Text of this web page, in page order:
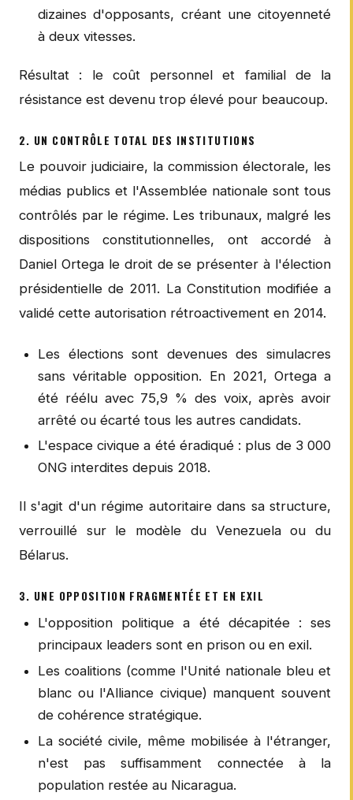
dizaines d'opposants, créant une citoyenneté
à deux vitesses.
Résultat : le coût personnel et familial de la
résistance est devenu trop élevé pour beaucoup.
2. UN CONTRÔLE TOTAL DES INSTITUTIONS
Le pouvoir judiciaire, la commission électorale, les
médias publics et l'Assemblée nationale sont tous
contrôlés par le régime. Les tribunaux, malgré les
dispositions constitutionnelles, ont accordé à
Daniel Ortega le droit de se présenter à l'élection
présidentielle de 2011. La Constitution modifiée a
validé cette autorisation rétroactivement en 2014.
Les élections sont devenues des simulacres
sans véritable opposition. En 2021, Ortega a
été réélu avec 75,9 % des voix, après avoir
arrêté ou écarté tous les autres candidats.
L'espace civique a été éradiqué : plus de 3 000
ONG interdites depuis 2018.
Il s'agit d'un régime autoritaire dans sa structure,
verrouillé sur le modèle du Venezuela ou du
Bélarus.
3. UNE OPPOSITION FRAGMENTÉE ET EN EXIL
L'opposition politique a été décapitée : ses
principaux leaders sont en prison ou en exil.
Les coalitions (comme l'Unité nationale bleu et
blanc ou l'Alliance civique) manquent souvent
de cohérence stratégique.
La société civile, même mobilisée à l'étranger,
n'est pas suffisamment connectée à la
population restée au Nicaragua.